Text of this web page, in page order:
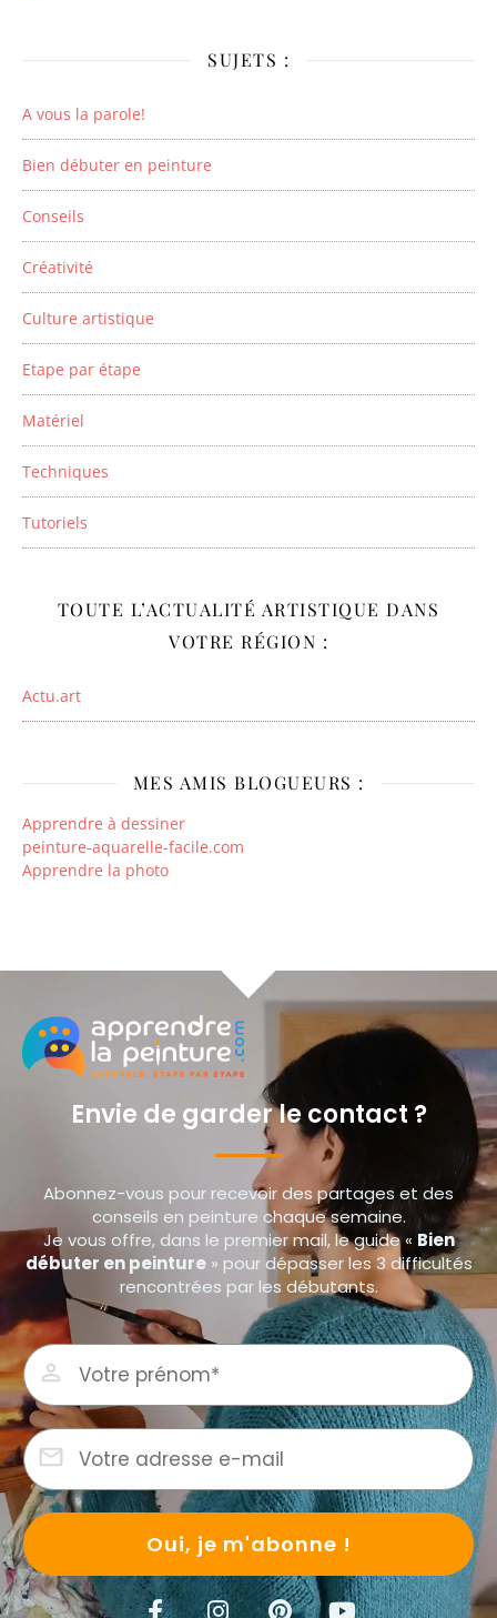
SUJETS :
A vous la parole!
Bien débuter en peinture
Conseils
Créativité
Culture artistique
Etape par étape
Matériel
Techniques
Tutoriels
TOUTE L’ACTUALITÉ ARTISTIQUE DANS
VOTRE RÉGION :
Actu.art
MES AMIS BLOGUEURS :
Apprendre à dessiner
peinture-aquarelle-facile.com
Apprendre la photo
Envie de garder le contact ?
Abonnez-vous pour recevoir des partages et des
conseils en peinture chaque semaine.
Je vous offre, dans le premier mail, le guide « Bien
débuter en peinture» pour dépasser les 3 difficultés
rencontrées par les débutants.
Oui, je m'abonne !